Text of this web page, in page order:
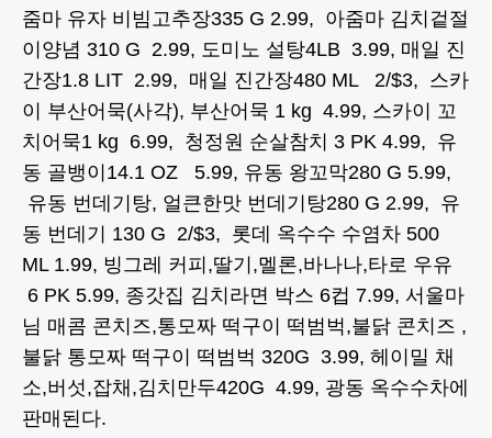
줌마 유자 비빔고추장335 G 2.99, 아줌마 김치겉절
이양념 310 G 2.99, 도미노 설탕4LB 3.99, 매일 진
간장1.8 LIT 2.99, 매일 진간장480 ML 2/$3, 스카
이 부산어묵(사각), 부산어묵 1 kg 4.99, 스카이 꼬
치어묵1 kg 6.99, 청정원 순살참치 3 PK 4.99, 유
동 골뱅이14.1 OZ 5.99, 유동 왕꼬막280 G 5.99,
유동 번데기탕, 얼큰한맛 번데기탕280 G 2.99, 유
동 번데기 130 G 2/$3, 롯데 옥수수 수염차 500
ML 1.99, 빙그레 커피,딸기,멜론,바나나,타로 우유
6 PK 5.99, 종갓집 김치라면 박스 6컵 7.99, 서울마
님 매콤 콘치즈,통모짜 떡구이 떡범벅,불닭 콘치즈 ,
불닭 통모짜 떡구이 떡범벅 320G 3.99, 헤이밀 채
소,버섯,잡채,김치만두420G 4.99, 광동 옥수수차에
판매된다.